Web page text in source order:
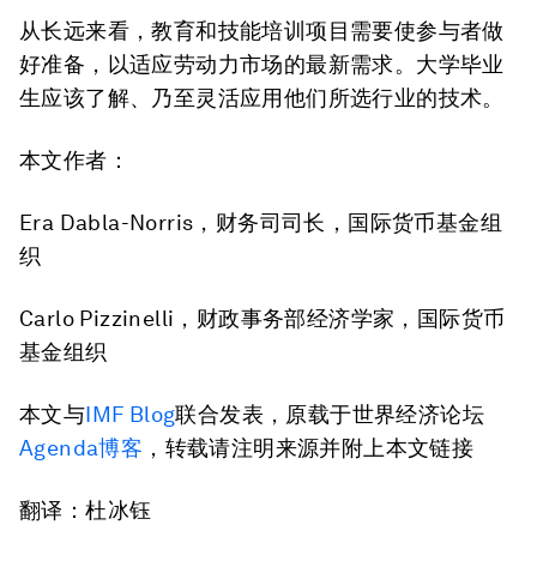
从长远来看，教育和技能培训项目需要使参与者做
好准备，以适应劳动力市场的最新需求。大学毕业
生应该了解、乃至灵活应用他们所选行业的技术。
本文作者：
Era Dabla-Norris，财务司司长，国际货币基金组
织
Carlo Pizzinelli，财政事务部经济学家，国际货币
基金组织
本文与IMF Blog联合发表，原载于世界经济论坛
Agenda博客 ，转载请注明来源并附上本文链接
翻译：杜冰钰